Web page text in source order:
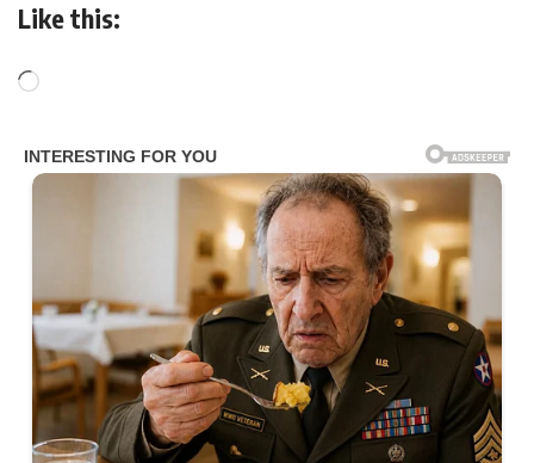
Like this: